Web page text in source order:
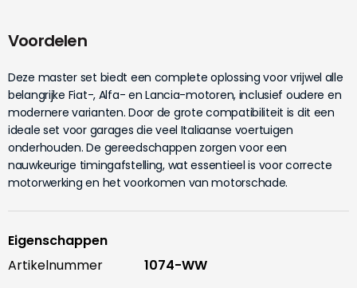
Voordelen
Deze master set biedt een complete oplossing voor vrijwel alle
belangrijke Fiat-, Alfa- en Lancia-motoren, inclusief oudere en
modernere varianten. Door de grote compatibiliteit is dit een
ideale set voor garages die veel Italiaanse voertuigen
onderhouden. De gereedschappen zorgen voor een
nauwkeurige timingafstelling, wat essentieel is voor correcte
motorwerking en het voorkomen van motorschade.
Eigenschappen
Artikelnummer
1074-WW